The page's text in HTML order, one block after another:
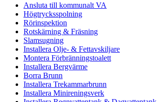
Ansluta till kommunalt VA
Högtrycksspolning
Rörinspektion
Rotskärning & Fräsning
Slamsugning
Installera Olje- & Fettavskiljare
Montera Förbränningstoalett
Installera Bergvärme
Borra Brunn
Installera Trekammarbrunn
Installera Minireningsverk